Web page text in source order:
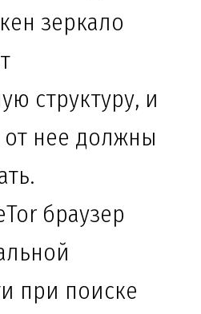
зеркало
структуру, и
нее должны
браузер
при поиске